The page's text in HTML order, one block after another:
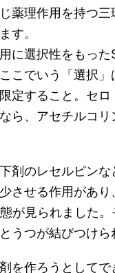
薬理作用を持つ
す。
に選択性をもった
こでいう「選択」
定すること。セロ
ら、アセチルコリ
剤のレセルピン
させる作用があ
が見られました
うつが結びつけら
を作ろうとしてで